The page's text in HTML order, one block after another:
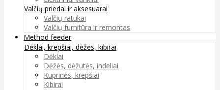
Valčių priedai ir aksesuarai
Valčių ratukai
Valčių furnitūra ir remontas
Method feeder
Dėklai, krepšiai, dėžės, kibirai
Dėklai
Dėžės, dėžutės, indeliai
Kuprinės, krepšiai
Kibirai